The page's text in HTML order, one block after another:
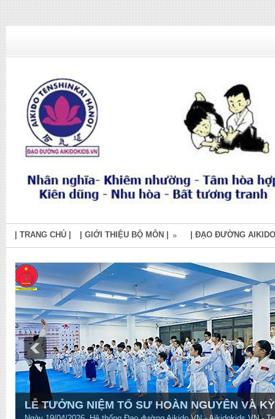
| TRANG CHỦ | | GIỚI THIỆU BỘ MÔN | » | ĐẠO ĐƯỜNG
LỄ TƯỞNG NIỆM TỔ SƯ HOÀN NGUYÊN VÀ